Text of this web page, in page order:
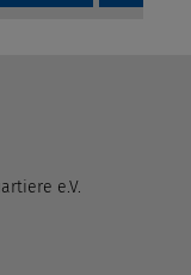
e.V.